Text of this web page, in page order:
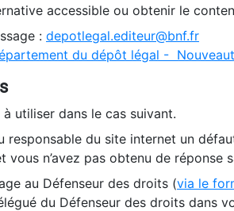
accessible ou obtenir le
: depotlegal.editeur@bnf.fr
du dépôt légal -
utiliser dans le cas suivant.
responsable du site internet un
vous n’avez pas obtenu de réponse
au Défenseur des droits (via le
du Défenseur des droits dans